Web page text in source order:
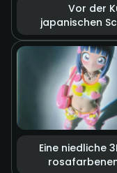
Vor der
japanischen
in realistisch
Rauch
wie eine
Eine niedliche